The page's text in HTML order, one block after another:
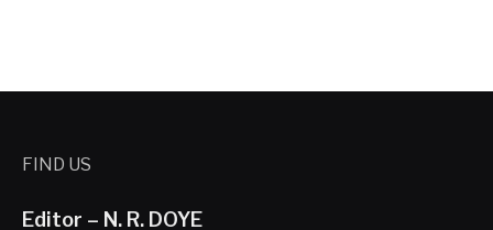
FIND US
Editor – N. R. DOYE